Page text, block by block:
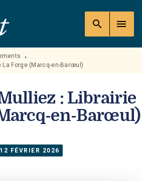
search menu
•
La Forge (Marcq-en-Barœul)
: Librairie
en-Barœul)
12 FÉVRIER 2026